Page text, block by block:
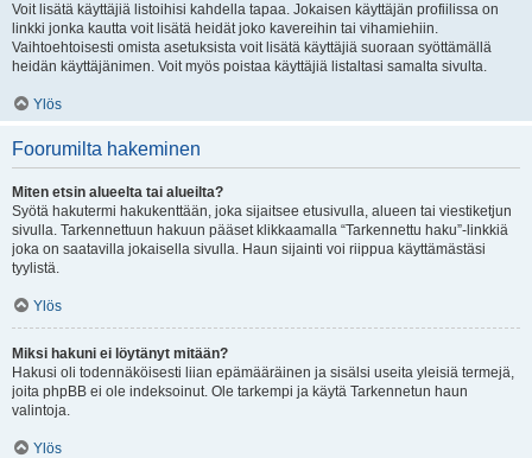
Voit lisätä käyttäjiä listoihisi kahdella tapaa. Jokaisen käyttäjän profiilissa on
linkki jonka kautta voit lisätä heidät joko kavereihin tai vihamiehiin.
Vaihtoehtoisesti omista asetuksista voit lisätä käyttäjiä suoraan syöttämällä
heidän käyttäjänimen. Voit myös poistaa käyttäjiä listaltasi samalta sivulta.
Ylös
Foorumilta hakeminen
Miten etsin alueelta tai alueilta?
Syötä hakutermi hakukenttään, joka sijaitsee etusivulla, alueen tai viestiketjun
sivulla. Tarkennettuun hakuun pääset klikkaamalla “Tarkennettu haku”-linkkiä
joka on saatavilla jokaisella sivulla. Haun sijainti voi riippua käyttämästäsi
tyylistä.
Ylös
Miksi hakuni ei löytänyt mitään?
Hakusi oli todennäköisesti liian epämääräinen ja sisälsi useita yleisiä termejä,
joita phpBB ei ole indeksoinut. Ole tarkempi ja käytä Tarkennetun haun
valintoja.
Ylös